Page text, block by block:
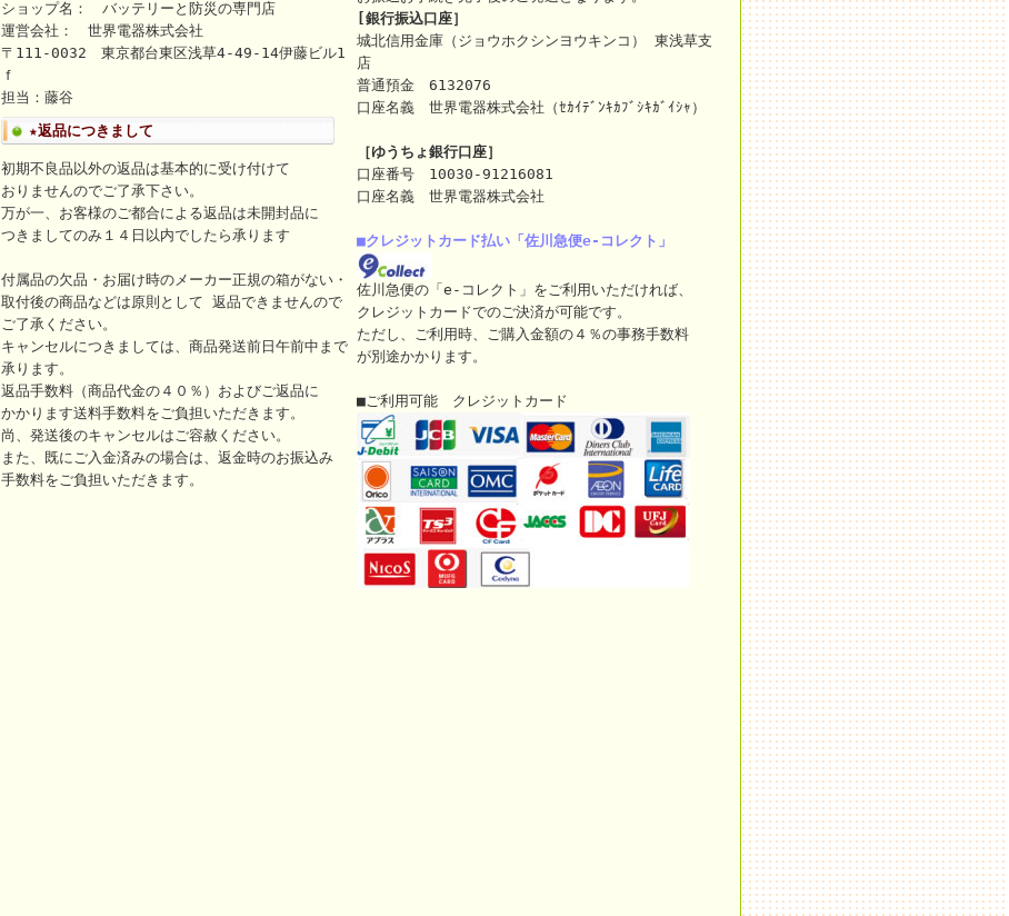
ショップ名： バッテリーと防災の専門店
運営会社： 世界電器株式会社
〒111-0032 東京都台東区浅草4-49-14伊藤ビル1
ｆ
担当：藤谷
★返品につきまして
初期不良品以外の返品は基本的に受け付けて
おりませんのでご了承下さい。
万が一、お客様のご都合による返品は未開封品に
つきましてのみ１４日以内でしたら承ります
付属品の欠品・お届け時のメーカー正規の箱がない・
取付後の商品などは原則として 返品できませんので
ご了承ください。
キャンセルにつきましては、商品発送前日午前中まで
承ります。
返品手数料（商品代金の４０％）およびご返品に
かかります送料手数料をご負担いただきます。
尚、発送後のキャンセルはご容赦ください。
また、既にご入金済みの場合は、返金時のお振込み
手数料をご負担いただきます。
[銀行振込口座］
城北信用金庫（ジョウホクシンヨウキンコ） 東浅草支
店
普通預金 6132076
口座名義 世界電器株式会社（ｾｶｲﾃﾞﾝｷｶﾌﾞｼｷｶﾞｲｼｬ）
［ゆうちょ銀行口座］
口座番号 10030-91216081
口座名義 世界電器株式会社
■クレジットカード払い「佐川急便e-コレクト」
佐川急便の「e-コレクト」をご利用いただければ、
クレジットカードでのご決済が可能です。
ただし、ご利用時、ご購入金額の４％の事務手数料
が別途かかります。
■ご利用可能 クレジットカード